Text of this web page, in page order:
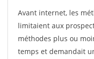
Avant internet, les
limitaient aux
méthodes plus ou
temps et demandait